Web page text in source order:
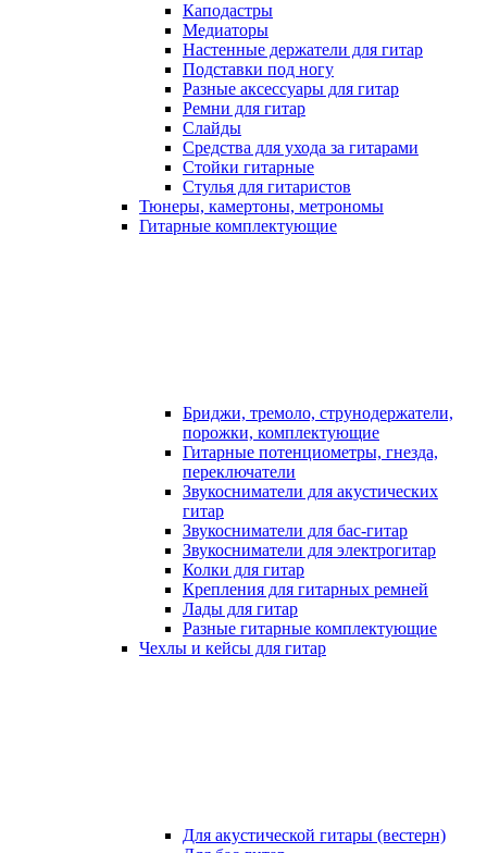
Каподастры
Медиаторы
Настенные держатели для гитар
Подставки под ногу
Разные аксессуары для гитар
Ремни для гитар
Слайды
Средства для ухода за гитарами
Стойки гитарные
Стулья для гитаристов
Тюнеры, камертоны, метрономы
Гитарные комплектующие
Бриджи, тремоло, струнодержатели,
порожки, комплектующие
Гитарные потенциометры, гнезда,
переключатели
Звукосниматели для акустических
гитар
Звукосниматели для бас-гитар
Звукосниматели для электрогитар
Колки для гитар
Крепления для гитарных ремней
Лады для гитар
Разные гитарные комплектующие
Чехлы и кейсы для гитар
Для акустической гитары (вестерн)